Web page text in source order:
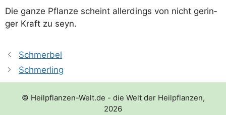
Die gan­ze Pflan­ze scheint aller­dings von nicht gerin­
ger Kraft zu seyn.
Schmerbel
Schmerling
© Heilpflanzen-Welt.de - die Welt der Heilpflanzen,
2026